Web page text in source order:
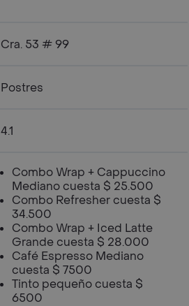
Cra. 53 # 99
Postres
4.1
Combo Wrap + Cappuccino
Mediano cuesta $ 25.500
Combo Refresher cuesta $
34.500
Combo Wrap + Iced Latte
Grande cuesta $ 28.000
Café Espresso Mediano
cuesta $ 7500
Tinto pequeño cuesta $
6500